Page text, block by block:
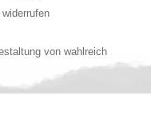
von wahlreich
widerrufen